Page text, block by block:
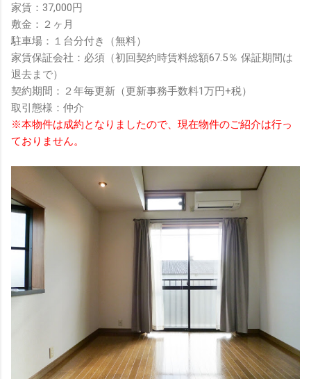
家賃：37,000円
敷金：２ヶ月
駐車場：１台分付き（無料）
家賃保証会社：必須（初回契約時賃料総額67.5％ 保証期間は
退去まで）
契約期間：２年毎更新（更新事務手数料1万円+税）
取引態様：仲介
※本物件は成約となりましたので、現在物件のご紹介は行っ
ておりません。